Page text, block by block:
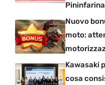
Pininfarina
Nuovo
moto:
Kawasaki
cosa